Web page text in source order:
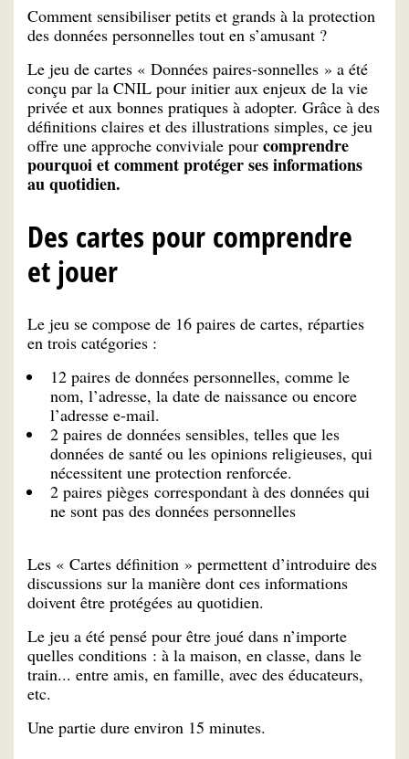
Comment sensibiliser petits et grands à la protection
des données personnelles tout en s’amusant ?
Le jeu de cartes « Données paires-sonnelles » a été
conçu par la CNIL pour initier aux enjeux de la vie
privée et aux bonnes pratiques à adopter. Grâce à des
définitions claires et des illustrations simples, ce jeu
offre une approche conviviale pour comprendre
pourquoi et comment protéger ses informations
au quotidien.
Des cartes pour comprendre
et jouer
Le jeu se compose de 16 paires de cartes, réparties
en trois catégories :
12 paires de données personnelles, comme le
nom, l’adresse, la date de naissance ou encore
l’adresse e-mail.
2 paires de données sensibles, telles que les
données de santé ou les opinions religieuses, qui
nécessitent une protection renforcée.
2 paires pièges correspondant à des données qui
ne sont pas des données personnelles
Les « Cartes définition » permettent d’introduire des
discussions sur la manière dont ces informations
doivent être protégées au quotidien.
Le jeu a été pensé pour être joué dans n’importe
quelles conditions : à la maison, en classe, dans le
train... entre amis, en famille, avec des éducateurs,
etc.
Une partie dure environ 15 minutes.